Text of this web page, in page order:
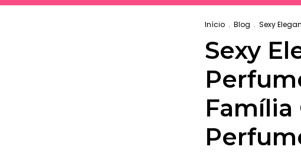
Início . Blog . Sexy
Sexy
Família